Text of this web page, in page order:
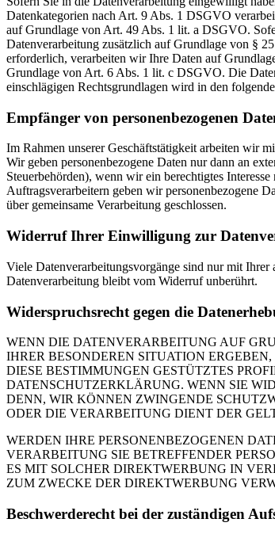
Datenkategorien nach Art. 9 Abs. 1 DSGVO
auf Grundlage von Art. 49 Abs. 1 lit. a DSGVO.
Datenverarbeitung zusätzlich auf Grundlage von §
erforderlich, verarbeiten wir Ihre Daten auf
Grundlage von Art. 6 Abs. 1 lit. c DSGVO. Die
einschlägigen Rechtsgrundlagen wird in den
Empfänger von personenbezogenen
Im Rahmen unserer Geschäftstätigkeit arbeiten wir
Wir geben personenbezogene Daten nur dann an
Steuerbehörden), wenn wir ein berechtigtes
Auftragsverarbeitern geben wir personenbezogene
über gemeinsame Verarbeitung geschlossen.
Widerruf Ihrer Einwilligung zur
Viele Datenverarbeitungsvorgänge sind nur mit
Datenverarbeitung bleibt vom Widerruf unberührt.
Widerspruchsrecht gegen die
WENN DIE DATENVERARBEITUNG AUF
IHRER BESONDEREN SITUATION
DIESE BESTIMMUNGEN GESTÜTZTES
DATENSCHUTZERKLÄRUNG. WENN SIE
DENN, WIR KÖNNEN ZWINGENDE
ODER DIE VERARBEITUNG DIENT DER
WERDEN IHRE PERSONENBEZOGENEN
VERARBEITUNG SIE BETREFFENDER
ES MIT SOLCHER DIREKTWERBUNG IN
ZUM ZWECKE DER DIREKTWERBUNG
Beschwerderecht bei der zuständigen